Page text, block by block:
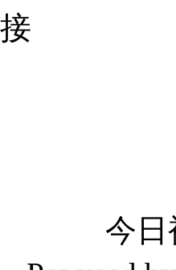
今日